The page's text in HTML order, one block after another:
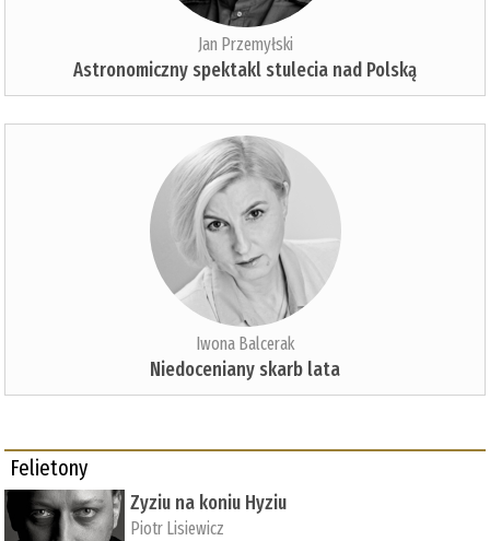
Jan Przemyłski
Astronomiczny spektakl stulecia nad Polską
Iwona Balcerak
Niedoceniany skarb lata
Felietony
Zyziu na koniu Hyziu
Piotr Lisiewicz